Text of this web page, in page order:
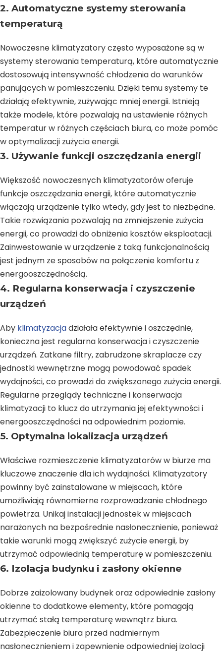
2. Automatyczne systemy sterowania
temperaturą
Nowoczesne klimatyzatory często wyposażone są w
systemy sterowania temperaturą, które automatycznie
dostosowują intensywność chłodzenia do warunków
panujących w pomieszczeniu. Dzięki temu systemy te
działają efektywnie, zużywając mniej energii. Istnieją
także modele, które pozwalają na ustawienie różnych
temperatur w różnych częściach biura, co może pomóc
w optymalizacji zużycia energii.
3. Używanie funkcji oszczędzania energii
Większość nowoczesnych klimatyzatorów oferuje
funkcje oszczędzania energii, które automatycznie
włączają urządzenie tylko wtedy, gdy jest to niezbędne.
Takie rozwiązania pozwalają na zmniejszenie zużycia
energii, co prowadzi do obniżenia kosztów eksploatacji.
Zainwestowanie w urządzenie z taką funkcjonalnością
jest jednym ze sposobów na połączenie komfortu z
energooszczędnością.
4. Regularna konserwacja i czyszczenie
urządzeń
Aby klimatyzacjadziałała efektywnie i oszczędnie,
konieczna jest regularna konserwacja i czyszczenie
urządzeń. Zatkane filtry, zabrudzone skraplacze czy
jednostki wewnętrzne mogą powodować spadek
wydajności, co prowadzi do zwiększonego zużycia energii.
Regularne przeglądy techniczne i konserwacja
klimatyzacji to klucz do utrzymania jej efektywności i
energooszczędności na odpowiednim poziomie.
5. Optymalna lokalizacja urządzeń
Właściwe rozmieszczenie klimatyzatorów w biurze ma
kluczowe znaczenie dla ich wydajności. Klimatyzatory
powinny być zainstalowane w miejscach, które
umożliwiają równomierne rozprowadzanie chłodnego
powietrza. Unikaj instalacji jednostek w miejscach
narażonych na bezpośrednie nasłonecznienie, ponieważ
takie warunki mogą zwiększyć zużycie energii, by
utrzymać odpowiednią temperaturę w pomieszczeniu.
6. Izolacja budynku i zasłony okienne
Dobrze zaizolowany budynek oraz odpowiednie zasłony
okienne to dodatkowe elementy, które pomagają
utrzymać stałą temperaturę wewnątrz biura.
Zabezpieczenie biura przed nadmiernym
nasłonecznieniem i zapewnienie odpowiedniej izolacji